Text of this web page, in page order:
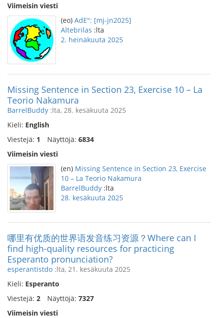
Viimeisin viesti
(eo) AdE": [mj-jn2025]
Altebrilas :lta
2. heinäkuuta 2025
Missing Sentence in Section 23, Exercise 10 – La
Teorio Nakamura
BarrelBuddy :lta, 28. kesäkuuta 2025
Kieli: English
Viestejä: 1 Näyttöjä: 6834
Viimeisin viesti
(en) Missing Sentence in Section 23, Exercise
10 – La Teorio Nakamura
BarrelBuddy :lta
28. kesäkuuta 2025
哪里有优质的世界语发音练习资源？Where can I
find high-quality resources for practicing
Esperanto pronunciation?
esperantistdo :lta, 21. kesäkuuta 2025
Kieli: Esperanto
Viestejä: 2 Näyttöjä: 7327
Viimeisin viesti